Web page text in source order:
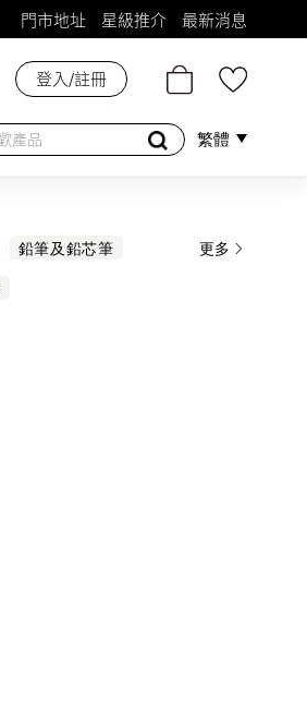
門市地址 星級推介 最新消息
人護理 母嬰護理 遊戲及精品
登入/註冊
繁體
鉛筆及鉛芯筆
更多